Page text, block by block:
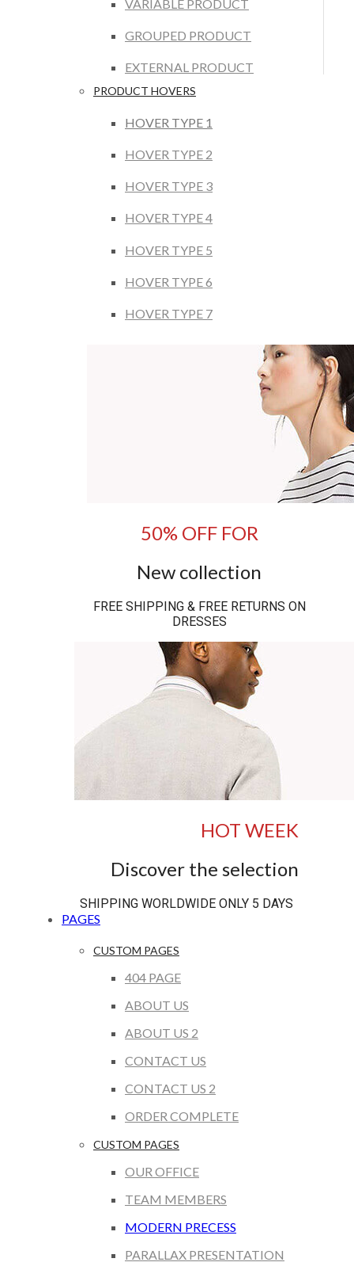
VARIABLE PRODUCT
GROUPED PRODUCT
EXTERNAL PRODUCT
PRODUCT HOVERS
HOVER TYPE 1
HOVER TYPE 2
HOVER TYPE 3
HOVER TYPE 4
HOVER TYPE 5
HOVER TYPE 6
HOVER TYPE 7
50% OFF FOR
New collection
FREE SHIPPING & FREE RETURNS ON
DRESSES
HOT WEEK
Discover the selection
SHIPPING WORLDWIDE ONLY 5 DAYS
PAGES
CUSTOM PAGES
404 PAGE
ABOUT US
ABOUT US 2
CONTACT US
CONTACT US 2
ORDER COMPLETE
CUSTOM PAGES
OUR OFFICE
TEAM MEMBERS
MODERN PRECESS
PARALLAX PRESENTATION